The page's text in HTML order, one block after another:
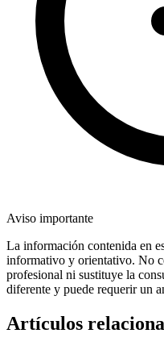
Aviso importante
La información contenida en
informativo y orientativo. No
profesional ni sustituye la
diferente y puede requerir un
Artículos